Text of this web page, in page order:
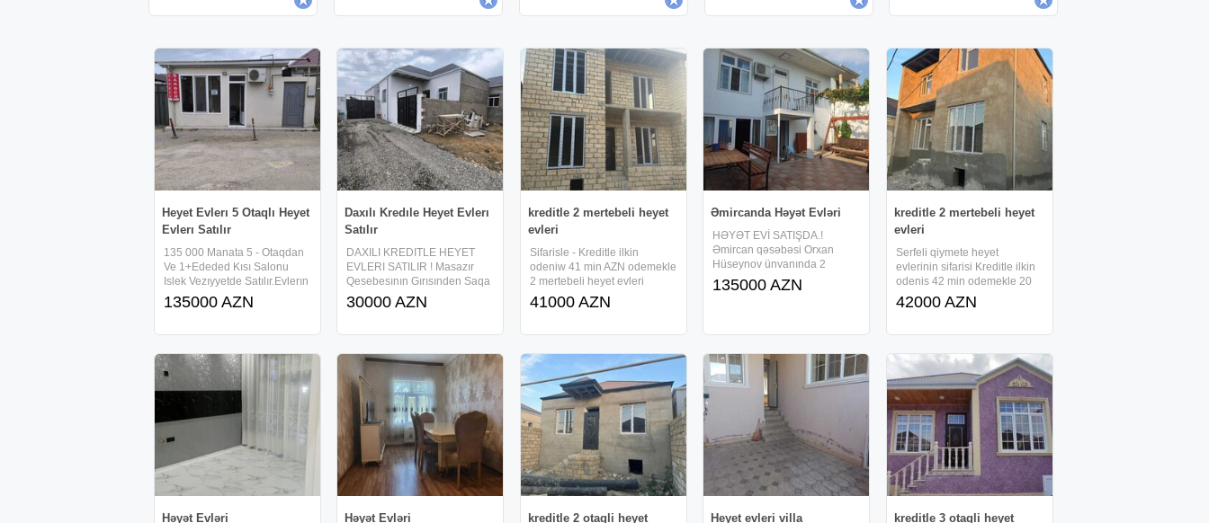
Heyet Evlerı 5 Otaqlı Heyet
Evlerı Satılır
135 000 Manata 5 - Otaqdan
Ve 1+Ededed Kısı Salonu
Islek Vezıyyetde Satılır.Evlerın
3 - Ededı 1 - Otaqdan
Ibaretdır.Ve 1 - Eded Ber
Ibaretdır.Butun Sayqacları Var
135000 AZN
Daxılı Kredıle Heyet Evlerı
Satılır
DAXILI KREDITLE HEYET
EVLERI SATILIR ! Masazır
Qesebesının Gırısınden Saqa
Qalxanda Yenı Acılan ARAZ
MARKETE Ve LACIN
Daxılı Kredıtle Hec Bır Faız
Odemeden Heyet
30000 AZN
kreditle 2 mertebeli heyet
evleri
Sifarisle - Kreditle ilkin
odeniw 41 min AZN odemekle
2 mertebeli heyet evleri
avtovagzaldan 30- 35
deqiqelik yolda Masazir
mertebeli 4 otaqli həyət evi
sifarisle tikirem.
41000 AZN
Əmircanda Həyət Evləri
HƏYƏT EVİ SATIŞDA.!
Əmircan qəsəbəsi Orxan
Hüseynov ünvanında 2
mərtəbədən ibarət olan 6
otaqlı həyət evi satılır.Evin
dir.Evdə bütün komunallar
135000 AZN
kreditle 2 mertebeli heyet
evleri
Serfeli qiymete heyet
evlerinin sifarisi Kreditle ilkin
odenis 42 min odemekle 20
yanvar metrosundan 30
deqiqelik yolda Masazirda 2
notarial qaydada aparilacaq
42000 AZN
Həyət Evləri Həyət Evləri
kreditle 2 otaqli heyet
Heyet evleri villa
kreditle 3 otaqli heyet